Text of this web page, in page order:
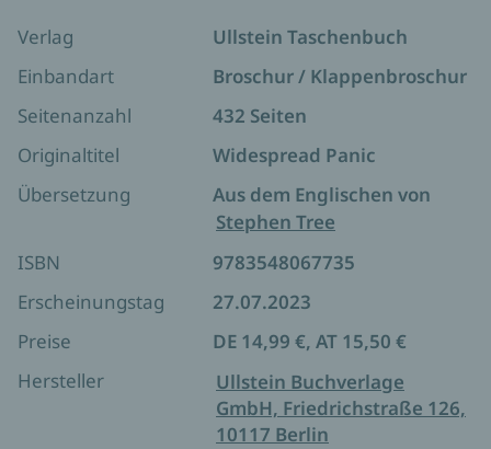
Prominenz an die Oberfläche zerrte und mit Lust
der Öffentlichkeit zum Fraß vorwarf. Aber jetzt will
Freddy endlich raus aus der Vorhölle, und dazu
muss er die Wahrheit sagen.
Verlag
Ullstein Taschenbuch
Einbandart
Broschur / Klappenbroschur
Seitenanzahl
432 Seiten
Originaltitel
Widespread Panic
Übersetzung
Aus dem Englischen von
Stephen Tree
ISBN
9783548067735
Erscheinungstag
27.07.2023
Preise
DE 14,99 €, AT 15,50 €
Hersteller
Ullstein Buchverlage
GmbH, Friedrichstraße 126,
10117 Berlin